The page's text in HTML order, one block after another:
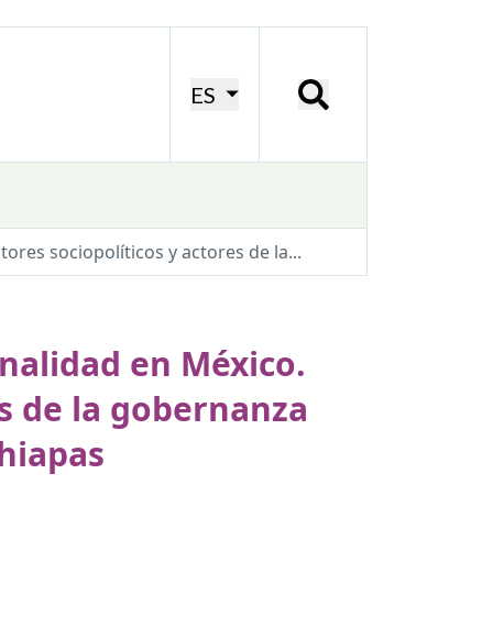
ES
sociopolíticos y actores de la...
en México.
de la gobernanza